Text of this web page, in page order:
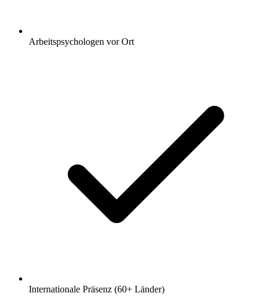
Arbeitspsychologen vor Ort
Internationale Präsenz (60+ Länder)